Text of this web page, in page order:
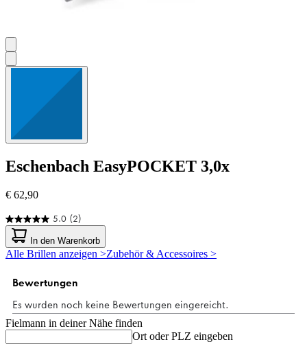
Eschenbach EasyPOCKET 3,0x
€ 62,90
5.0 (2)
5.0
von
5
Sternen.
Bewertungen
In den Warenkorb
Alle Brillen anzeigen >Zubehör & Accessoires >
Fielmann in deiner Nähe finden
Ort oder PLZ eingeben